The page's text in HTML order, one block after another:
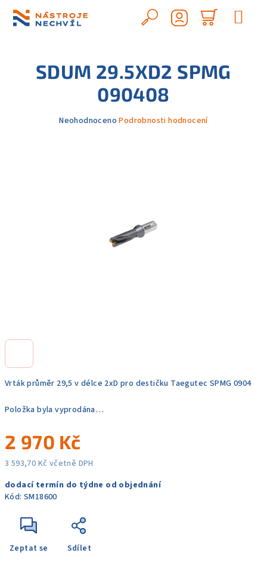
obsah
Hledat
košík
Vrták průměr 29,5 v délce 2xD pro destičku Taegutec SPMG 0904
Položka byla vyprodána…
2 970 Kč
3 593,70 Kč včetně DPH
cena:
dodací termín do týdne od objednání
Kód: SM18600
Zeptat se Sdílet
SDUM 29.5XD2 SPMG
090408
Průměrné
Neohodnoceno Podrobnosti hodnocení